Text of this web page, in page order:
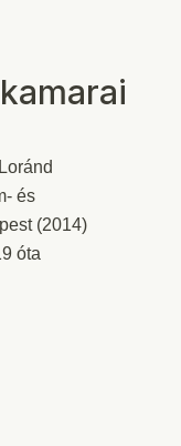
és
(2014)
óta